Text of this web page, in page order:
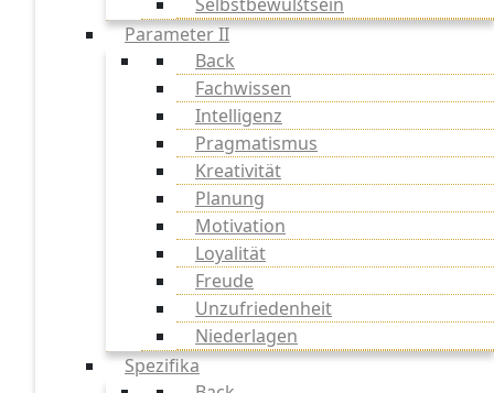
Selbstbewußtsein
Parameter II
Back
Fachwissen
Intelligenz
Pragmatismus
Kreativität
Planung
Motivation
Loyalität
Freude
Unzufriedenheit
Niederlagen
Spezifika